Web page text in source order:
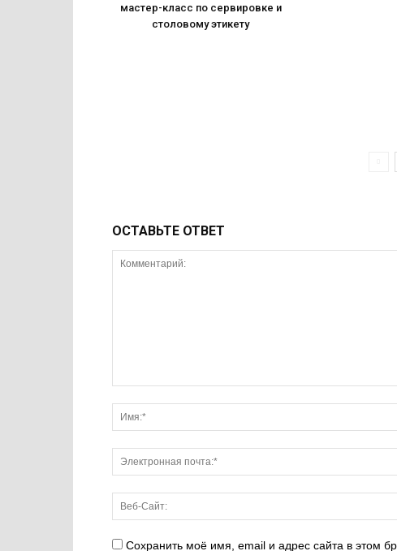
мастер-класс по сервировке и
столовому этикету
ОСТАВЬТЕ ОТВЕТ
Сохранить моё имя, email и адрес сайта в этом